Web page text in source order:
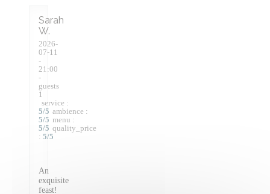
Sarah
W
2026-
07-11
-
21:00
-
guests
1
service :
5/5 ambience :
5/5 menu :
5/5 quality_price
: 5/5
An
exquisite
feast!